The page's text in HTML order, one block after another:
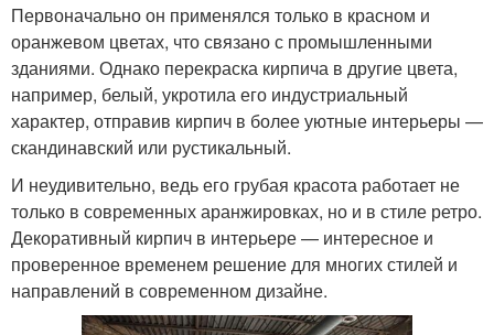
Первоначально он применялся только в красном и
оранжевом цветах, что связано с промышленными
зданиями. Однако перекраска кирпича в другие цвета,
например, белый, укротила его индустриальный
характер, отправив кирпич в более уютные интерьеры —
скандинавский или рустикальный.
И неудивительно, ведь его грубая красота работает не
только в современных аранжировках, но и в стиле ретро.
Декоративный кирпич в интерьере — интересное и
проверенное временем решение для многих стилей и
направлений в современном дизайне.